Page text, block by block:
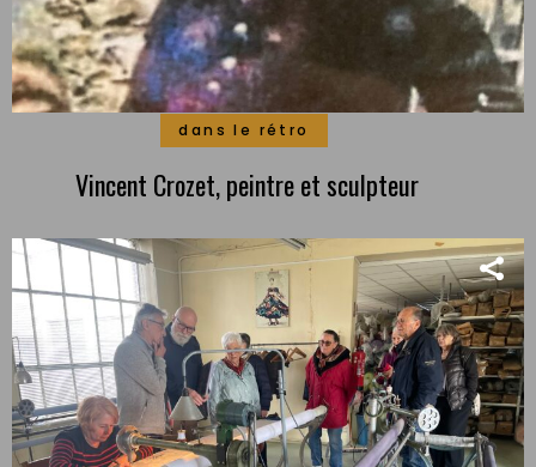
dans le rétro
Vincent Crozet, peintre et sculpteur